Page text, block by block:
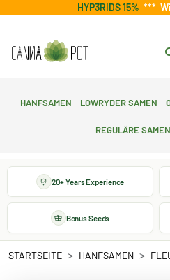
HYP3RIDS 15% ***
Hanfsamen Lowryder Samen
Reguläre Samen
20+ Years Experience
Bonus Seeds
STARTSEITE HANFSAMEN